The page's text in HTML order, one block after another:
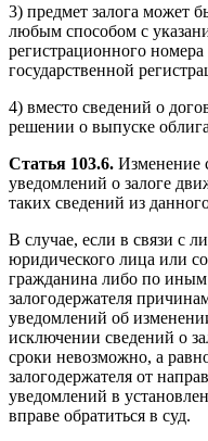
3) предмет залога может
любым способом с
регистрационного
государственной
4) вместо сведений о
решении о выпуске
Статья 103.6. Изменение
уведомлений о залоге
таких сведений из
В случае, если в связи с
юридического лица или
гражданина либо по
залогодержателя
уведомлений об
исключении сведений о
сроки невозможно, а
залогодержателя от
уведомлений в
вправе обратиться в суд.